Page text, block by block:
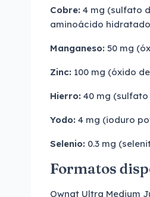
Cobre: 4 mg (sulfato
aminoácido
Manganeso: 50 mg
Zinc: 100 mg (óxido
Hierro: 40 mg
Yodo: 4 mg (ioduro
Selenio: 0.3 mg
Formatos
Ownat Ultra Medium